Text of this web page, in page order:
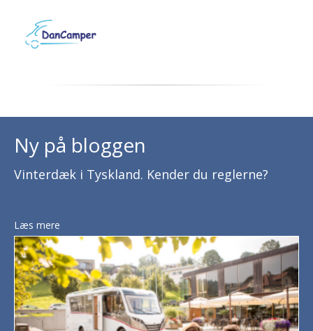
Ny på bloggen
Vinterdæk i Tyskland. Kender du reglerne?
Læs mere